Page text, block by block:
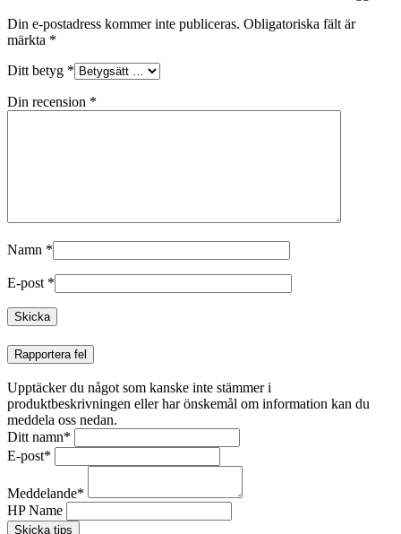
Din e-postadress kommer inte publiceras. Obligatoriska fält är
märkta *
Ditt betyg *
Din recension *
Namn *
E-post *
Rapportera fel
Upptäcker du något som kanske inte stämmer i
produktbeskrivningen eller har önskemål om information kan du
meddela oss nedan.
Ditt namn*
E-post*
Meddelande*
HP Name
Skicka tips